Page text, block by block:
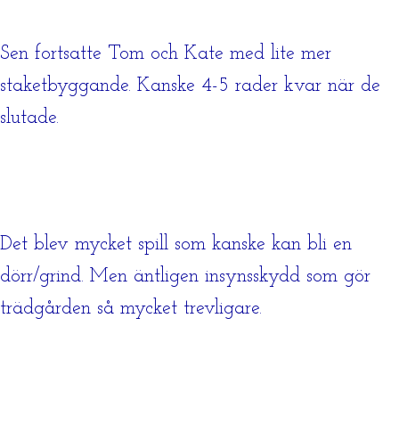
Sen fortsatte Tom och Kate med lite mer
staketbyggande. Kanske 4-5 rader kvar när de
slutade.
Det blev mycket spill som kanske kan bli en
dörr/grind. Men äntligen insynsskydd som gör
trädgården så mycket trevligare.